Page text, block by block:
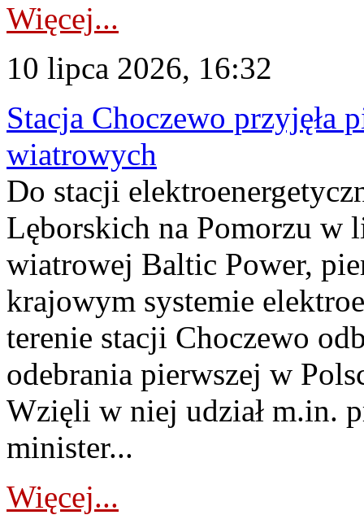
Więcej...
10 lipca 2026, 16:32
Stacja Choczewo przyjęła
wiatrowych
Do stacji
Lęborskich na Pomorzu w
wiatrowej Baltic Power,
krajowym systemie
terenie stacji Choczewo
odebrania pierwszej w
Wzięli w niej udział m.in.
minister...
Więcej...